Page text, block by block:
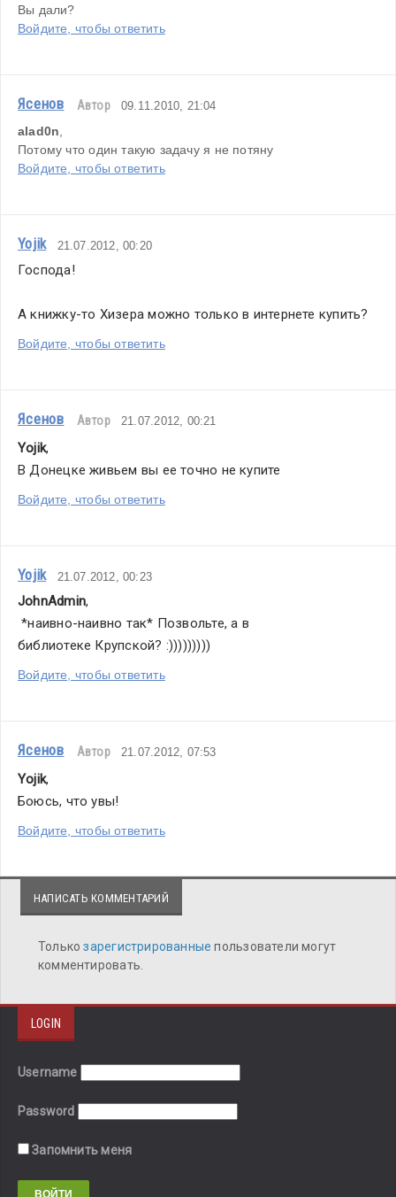
Вы дали?
Войдите, чтобы ответить
Ясенов Автор 09.11.2010, 21:04
alad0n,
Потому что один такую задачу я не потяну
Войдите, чтобы ответить
Yojik 21.07.2012, 00:20
Господа!
А книжку-то Хизера можно только в интернете купить?
Войдите, чтобы ответить
Ясенов Автор 21.07.2012, 00:21
Yojik,
В Донецке живьем вы ее точно не купите
Войдите, чтобы ответить
Yojik 21.07.2012, 00:23
JohnAdmin,
*наивно-наивно так* Позвольте, а в
библиотеке Крупской? :)))))))))
Войдите, чтобы ответить
Ясенов Автор 21.07.2012, 07:53
Yojik,
Боюсь, что увы!
Войдите, чтобы ответить
НАПИСАТЬ КОММЕНТАРИЙ
Толькозарегистрированныепользователи могут
комментировать.
LOGIN
Username
Password
Запомнить меня